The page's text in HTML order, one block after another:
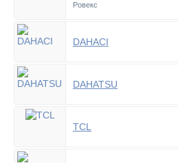
Ровекс
DAHACI
DAHATSU
TCL